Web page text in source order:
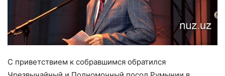
С приветствием к собравшимся обратился